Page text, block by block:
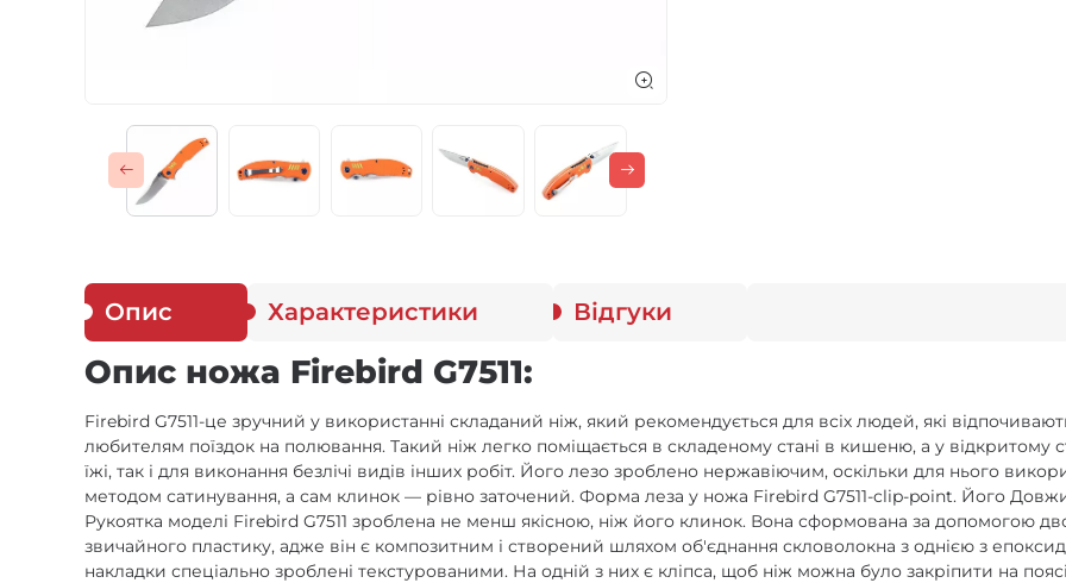
Опис Характеристики Відгуки
Опис ножа Firebird G7511:
Firebird G7511-це зручний у використанні складаний ніж, який рекомендується для всіх людей, які
любителям поїздок на полювання. Такий ніж легко поміщається в складеному стані в кишеню, а у відкритому
їжі, так і для виконання безлічі видів інших робіт. Його лезо зроблено нержавіючим, оскільки для нього
методом сатинування, а сам клинок — рівно заточений. Форма леза у ножа Firebird G7511-clip-point. Його
Рукоятка моделі Firebird G7511 зроблена не менш якісною, ніж його клинок. Вона сформована за допомогою
звичайного пластику, адже він є композитним і створений шляхом об'єднання скловолокна з однією з
накладки спеціально зроблені текстурованими. На одній з них є кліпса, щоб ніж можна було закріпити на